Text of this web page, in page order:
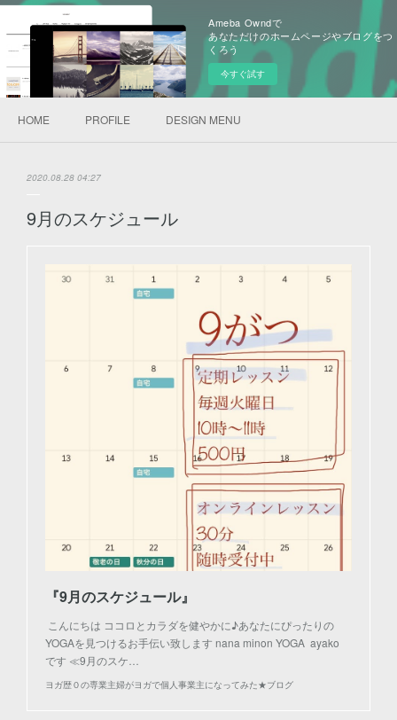
Ameba Owndで
あなただけのホームページやブログをつ
くろう
今すぐ試す
HOME PROFILE DESIGN MENU
2020.08.28 04:27
9月のスケジュール
『9月のスケジュール』
こんにちは ココロとカラダを健やかに♪あなたにぴったりの
YOGAを見つけるお手伝い致します nana minon YOGA ayako
です ≪9月のスケ…
ヨガ歴０の専業主婦がヨガで個人事業主になってみた★ブログ